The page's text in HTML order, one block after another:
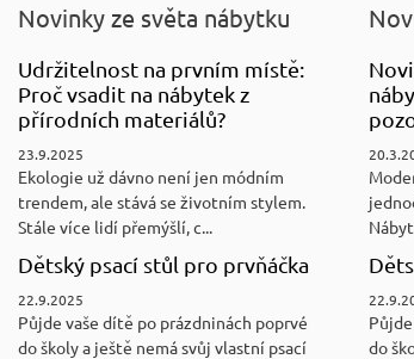
Novinky ze světa nábytku
Udržitelnost na prvním místě:
Proč vsadit na nábytek z
přírodních materiálů?
23.9.2025
Ekologie už dávno není jen módním
trendem, ale stává se životním stylem.
Stále více lidí přemýšlí, c...
Dětský psací stůl pro prvňáčka
22.9.2025
Půjde vaše dítě po prázdninách poprvé
do školy a ještě nemá svůj vlastní psací
do